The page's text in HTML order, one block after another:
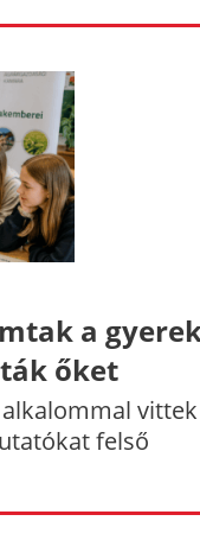
a
őket
alkalommal vittek
felső